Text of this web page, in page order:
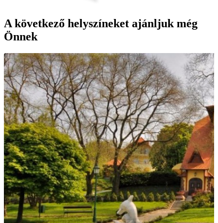
A következő helyszíneket ajánljuk még
Önnek